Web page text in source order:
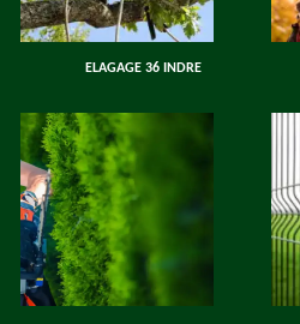
ELAGAGE 36 INDRE